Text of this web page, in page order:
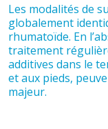
Les modalités de
globalement
rhumatoïde. En
traitement
additives dans le
et aux pieds,
majeur.